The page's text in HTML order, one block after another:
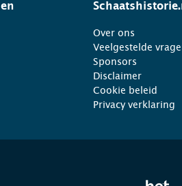
Over ons
Veelgestelde
Sponsors
Disclaimer
Cookie beleid
Privacy verklaring